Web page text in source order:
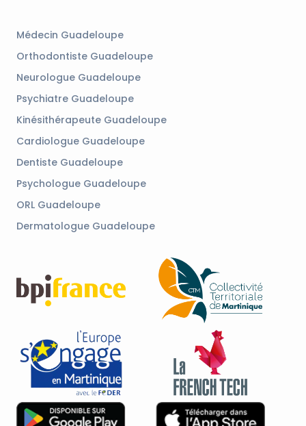
Médecin Guadeloupe
Orthodontiste Guadeloupe
Neurologue Guadeloupe
Psychiatre Guadeloupe
Kinésithérapeute Guadeloupe
Cardiologue Guadeloupe
Dentiste Guadeloupe
Psychologue Guadeloupe
ORL Guadeloupe
Dermatologue Guadeloupe